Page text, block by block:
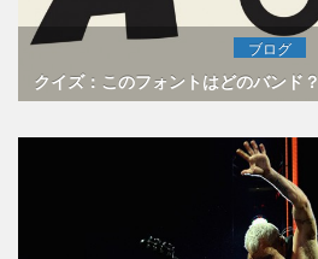
ブログ
クイズ：このフォントはどのバンド？